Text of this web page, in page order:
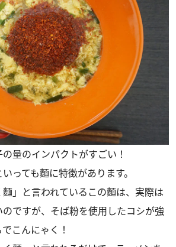
量のインパクトがすごい！
っても麵に特徴があります。
」と言われているこの麵は、実際は
ですが、そば粉を使用したコシが強
こんにゃく！